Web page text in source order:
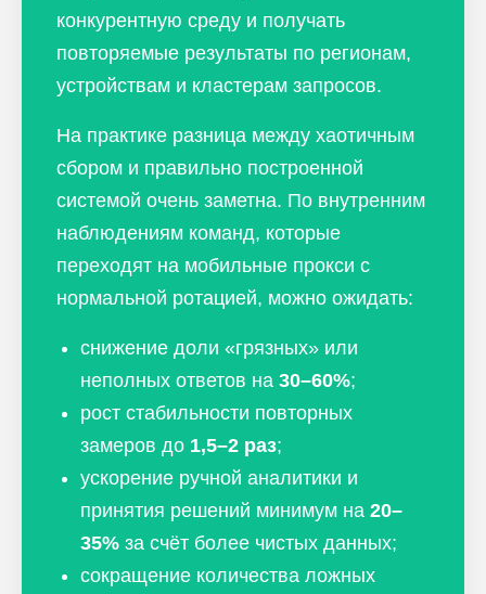
конкурентную среду и получать
повторяемые результаты по регионам,
устройствам и кластерам запросов.
На практике разница между хаотичным
сбором и правильно построенной
системой очень заметна. По внутренним
наблюдениям команд, которые
переходят на мобильные прокси с
нормальной ротацией, можно ожидать:
снижение доли «грязных» или
неполных ответов на 30–60%;
рост стабильности повторных
замеров до 1,5–2 раз;
ускорение ручной аналитики и
принятия решений минимум на 20–
35% за счёт более чистых данных;
сокращение количества ложных